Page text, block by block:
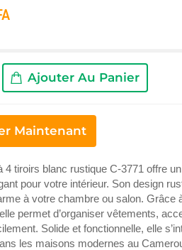
Ajouter Au Panier
Maintenant
4 tiroirs blanc rustique C-3771 offre
pour votre intérieur. Son design
à votre chambre ou salon. Grâce
permet d’organiser vêtements,
Solide et fonctionnelle, elle
les maisons modernes au